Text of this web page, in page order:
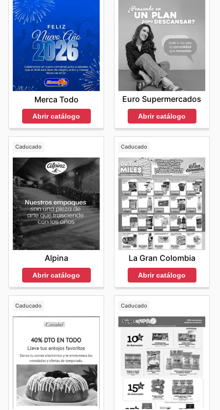
Merca Todo
Abrir catálogo
Euro Supermercados
Abrir catálogo
Caducado
Alpina
Abrir catálogo
Caducado
La Gran Colombia
Abrir catálogo
Caducado Caducado